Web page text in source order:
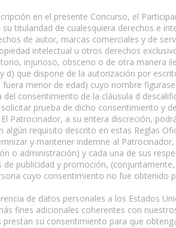
en el presente Concurso, el
titularidad de cualesquiera derechos e
de autor, marcas comerciales y de
intelectual u otros derechos
injurioso, obsceno o de otra manera
que dispone de la autorización por
menor de edad) cuyo nombre
consentimiento de la cláusula d
prueba de dicho consentimiento y
Patrocinador, a su entera discreción,
requisito descrito en estas Reglas
y mantener indemne al
o administración) y cada una de sus
publicidad y promoción, (conjuntamente,
cuyo consentimiento no fue obtenido
de datos personales a los Estados
fines adicionales coherentes con
su consentimiento para que